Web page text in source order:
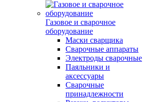
Газовое и сварочное
оборудование
Маски сварщика
Сварочные аппараты
Электроды сварочные
Паяльники и
аксессуары
Сварочные
принадлежности